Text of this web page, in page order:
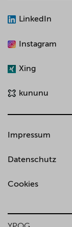
LinkedIn
Instagram
Xing
kununu
Impressum
Datenschutz
Cookies